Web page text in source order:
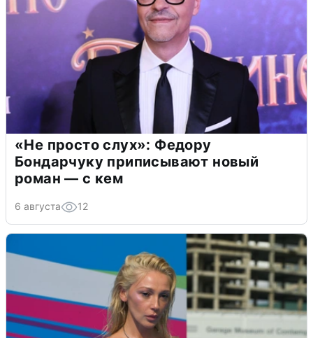
«Не просто слух»: Федору
Бондарчуку приписывают новый
роман — с кем
6 августа 12